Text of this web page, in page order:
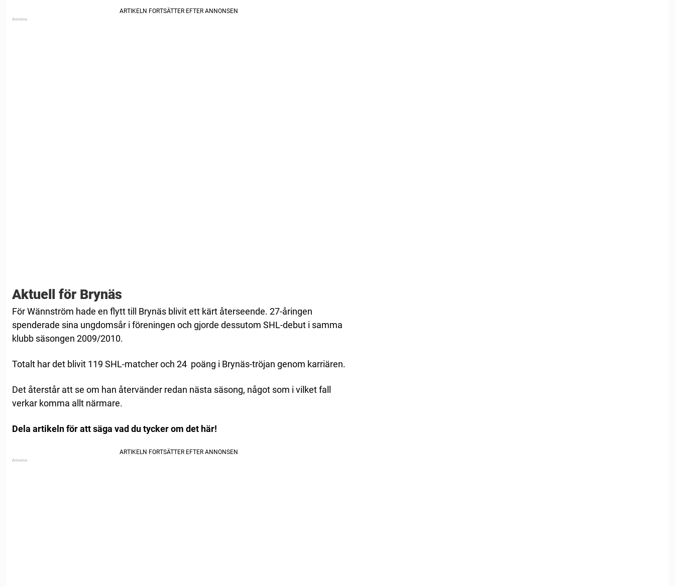
Aktuell för Brynäs
För Wännström hade en flytt till Brynäs blivit ett kärt återseende. 27-åringen
spenderade sina ungdomsår i föreningen och gjorde dessutom SHL-debut i samma
klubb säsongen 2009/2010.
Totalt har det blivit 119 SHL-matcher och 24 poäng i Brynäs-tröjan genom karriären.
Det återstår att se om han återvänder redan nästa säsong, något som i vilket fall
verkar komma allt närmare.
Dela artikeln för att säga vad du tycker om det här!